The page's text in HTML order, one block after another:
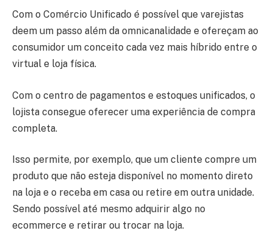
Com o Comércio Unificado é possível que varejistas
deem um passo além da omnicanalidade e ofereçam ao
consumidor um conceito cada vez mais híbrido entre o
virtual e loja física.
Com o centro de pagamentos e estoques unificados, o
lojista consegue oferecer uma experiência de compra
completa.
Isso permite, por exemplo, que um cliente compre um
produto que não esteja disponível no momento direto
na loja e o receba em casa ou retire em outra unidade.
Sendo possível até mesmo adquirir algo no
ecommerce e retirar ou trocar na loja.